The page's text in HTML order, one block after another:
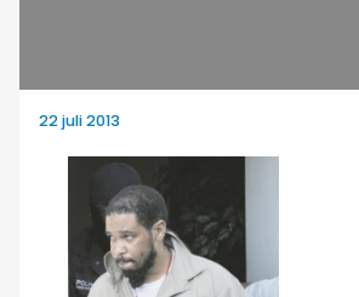
22 juli 2013